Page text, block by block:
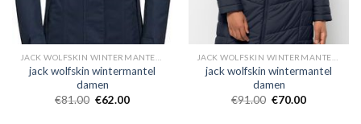
JACK WOLFSKIN WINTERMANTEL DAMEN
jack wolfskin wintermantel
damen
€81.00 €62.00
JACK WOLFSKIN WINTERMANTEL DAMEN
jack wolfskin wintermantel
damen
€91.00 €70.00